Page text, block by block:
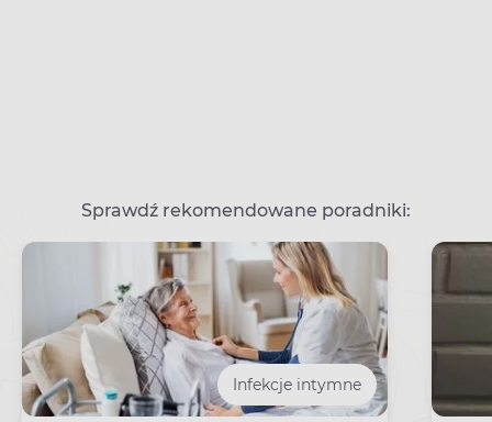
Sprawdź rekomendowane poradniki:
Infekcje intymne